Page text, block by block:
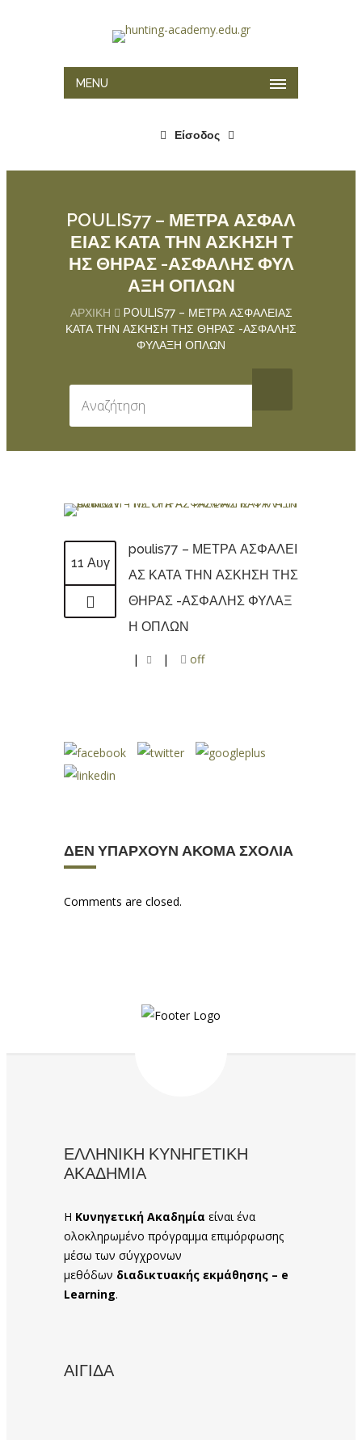
MENU
Είσοδος
POULIS77 – ΜΕΤΡΑ ΑΣΦΑΛ
ΕΙΑΣ ΚΑΤΑ ΤΗΝ ΑΣΚΗΣΗ Τ
ΗΣ ΘΗΡΑΣ -ΑΣΦΑΛΗΣ ΦΥΛ
ΑΞΗ ΟΠΛΩΝ
ΑΡΧΙΚΉ
POULIS77 – ΜΕΤΡΑ ΑΣΦΑΛΕΙΑΣ
ΚΑΤΑ ΤΗΝ ΑΣΚΗΣΗ ΤΗΣ ΘΗΡΑΣ -ΑΣΦΑΛΗΣ
ΦΥΛΑΞΗ ΟΠΛΩΝ
11 Αυγ
poulis77 – ΜΕΤΡΑ ΑΣΦΑΛΕΙ
ΑΣ ΚΑΤΑ ΤΗΝ ΑΣΚΗΣΗ ΤΗΣ
ΘΗΡΑΣ -ΑΣΦΑΛΗΣ ΦΥΛΑΞ
Η ΟΠΛΩΝ
| | off
ΔΕΝ ΥΠΆΡΧΟΥΝ ΑΚΌΜΑ ΣΧΌΛΙΑ
Comments are closed.
ΕΛΛΗΝΙΚΗ ΚΥΝΗΓΕΤΙΚΗ
ΑΚΑΔΗΜΙΑ
Η Κυνηγετική Ακαδημία είναι ένα
ολοκληρωμένο πρόγραμμα επιμόρφωσης
μέσω των σύγχρονων
μεθόδων διαδικτυακής εκμάθησης – e
Learning.
ΑΙΓΙΔΑ